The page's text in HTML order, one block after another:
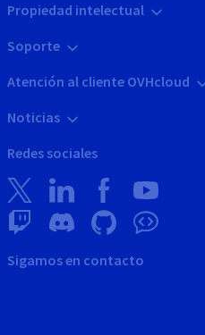
Propiedad intelectual
Soporte
Atención al cliente OVHcloud
Noticias
Redes sociales
Sigamos en contacto